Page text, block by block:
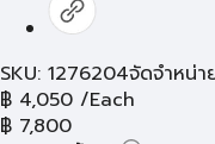
SKU: 1276204จัดจำหน่า
฿ 4,050 /Each
฿ 7,800